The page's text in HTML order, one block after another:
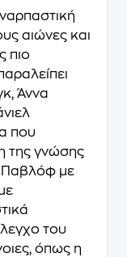
αιώνες και
πιο
Άννα
που
της γνώσης
Παβλόφ με
του
όπως η